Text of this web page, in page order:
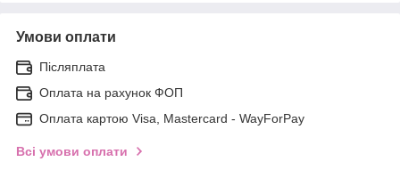
Умови оплати
Післяплата
Оплата на рахунок ФОП
Оплата картою Visa, Mastercard - WayForPay
Всі умови оплати